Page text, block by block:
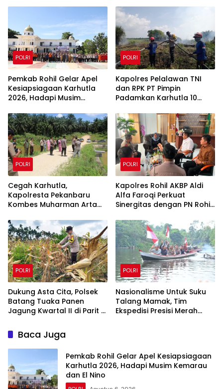
POLRI
Pemkab Rohil Gelar Apel
Kesiapsiagaan Karhutla
2026, Hadapi Musim
POLRI
Kapolres Pelalawan TNI
dan RPK PT Pimpin
Padamkan Karhutla 10
Water Bombing Diterjunkan
POLRI
Cegah Karhutla,
Kapolresta Pekanbaru
Kombes Muharman Arta
Sekaki dan Tenayan Raya
POLRI
Kapolres Rohil AKBP Aldi
Alfa Faroqi Perkuat
Sinergitas dengan PN Rohil
POLRI
Dukung Asta Cita, Polsek
Batang Tuaka Panen
Jagung Kwartal II di Parit 8
POLRI
Nasionalisme Untuk Suku
Talang Mamak, Tim
Ekspedisi Presisi Merah
Baca Juga
Pemkab Rohil Gelar Apel Kesiapsiagaan
Karhutla 2026, Hadapi Musim Kemarau
dan El Nino